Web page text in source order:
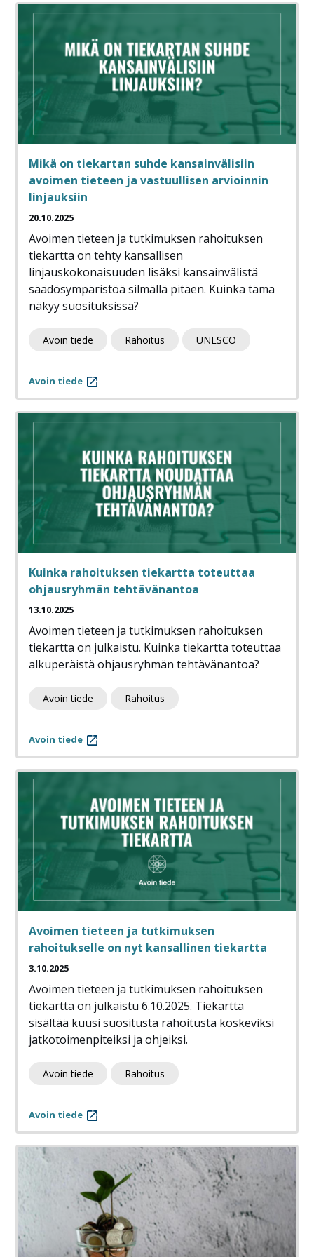
Mikä on tiekartan suhde kansainvälisiin
avoimen tieteen ja vastuullisen arvioinnin
linjauksiin
20.10.2025
Avoimen tieteen ja tutkimuksen rahoituksen
tiekartta on tehty kansallisen
linjauskokonaisuuden lisäksi kansainvälistä
säädösympäristöä silmällä pitäen. Kuinka tämä
näkyy suosituksissa?
Avoin tiede Rahoitus UNESCO
Avoin tiede
Kuinka rahoituksen tiekartta toteuttaa
ohjausryhmän tehtävänantoa
13.10.2025
Avoimen tieteen ja tutkimuksen rahoituksen
tiekartta on julkaistu. Kuinka tiekartta toteuttaa
alkuperäistä ohjausryhmän tehtävänantoa?
Avoin tiede Rahoitus
Avoin tiede
Avoimen tieteen ja tutkimuksen
rahoitukselle on nyt kansallinen tiekartta
3.10.2025
Avoimen tieteen ja tutkimuksen rahoituksen
tiekartta on julkaistu 6.10.2025. Tiekartta
sisältää kuusi suositusta rahoitusta koskeviksi
jatkotoimenpiteiksi ja ohjeiksi.
Avoin tiede Rahoitus
Avoin tiede